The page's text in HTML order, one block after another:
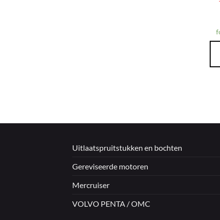
Uitlaatspruitstukken en bochten
Gereviseerde motoren
Mercruiser
VOLVO PENTA / OMC